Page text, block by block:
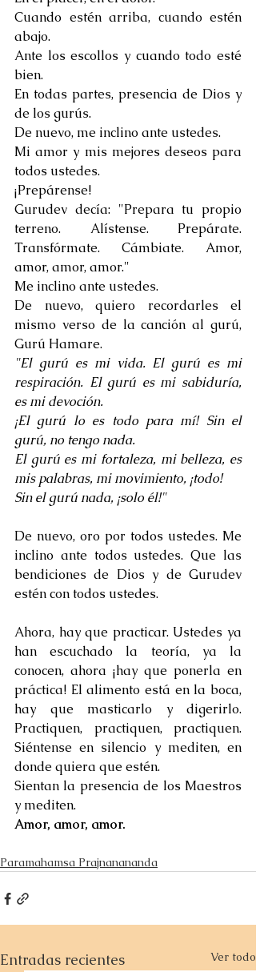
Cuando estén arriba, cuando estén
abajo.
Ante los escollos y cuando todo esté
bien.
En todas partes, presencia de Dios y
de los gurús.
De nuevo, me inclino ante ustedes.
Mi amor y mis mejores deseos para
todos ustedes.
¡Prepárense!
Gurudev decía: "Prepara tu propio
terreno. Alístense. Prepárate.
Transfórmate. Cámbiate. Amor,
amor, amor, amor."
Me inclino ante ustedes.
De nuevo, quiero recordarles el
mismo verso de la canción al gurú,
Gurú Hamare.
"El gurú es mi vida. El gurú es mi
respiración. El gurú es mi sabiduría,
es mi devoción.
¡El gurú lo es todo para mí! Sin el
gurú, no tengo nada.
El gurú es mi fortaleza, mi belleza, es
mis palabras, mi movimiento, ¡todo!
Sin el gurú nada, ¡solo él!"
De nuevo, oro por todos ustedes. Me
inclino ante todos ustedes. Que las
bendiciones de Dios y de Gurudev
estén con todos ustedes.
Ahora, hay que practicar. Ustedes ya
han escuchado la teoría, ya la
conocen, ahora ¡hay que ponerla en
práctica! El alimento está en la boca,
hay que masticarlo y digerirlo.
Practiquen, practiquen, practiquen.
Siéntense en silencio y mediten, en
donde quiera que estén.
Sientan la presencia de los Maestros
y mediten.
Amor, amor, amor.
Paramahamsa Prajnanananda
Entradas recientes Ver todo